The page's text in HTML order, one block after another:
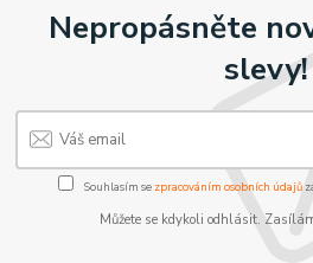
Nepropásněte
slevy!
Souhlasím se zpracováním osobních údajů
Můžete se kdykoli odhlásit.